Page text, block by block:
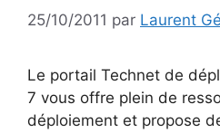
25/10/2011 par Laurent
Le portail Technet de
7 vous offre plein de
déploiement et propose